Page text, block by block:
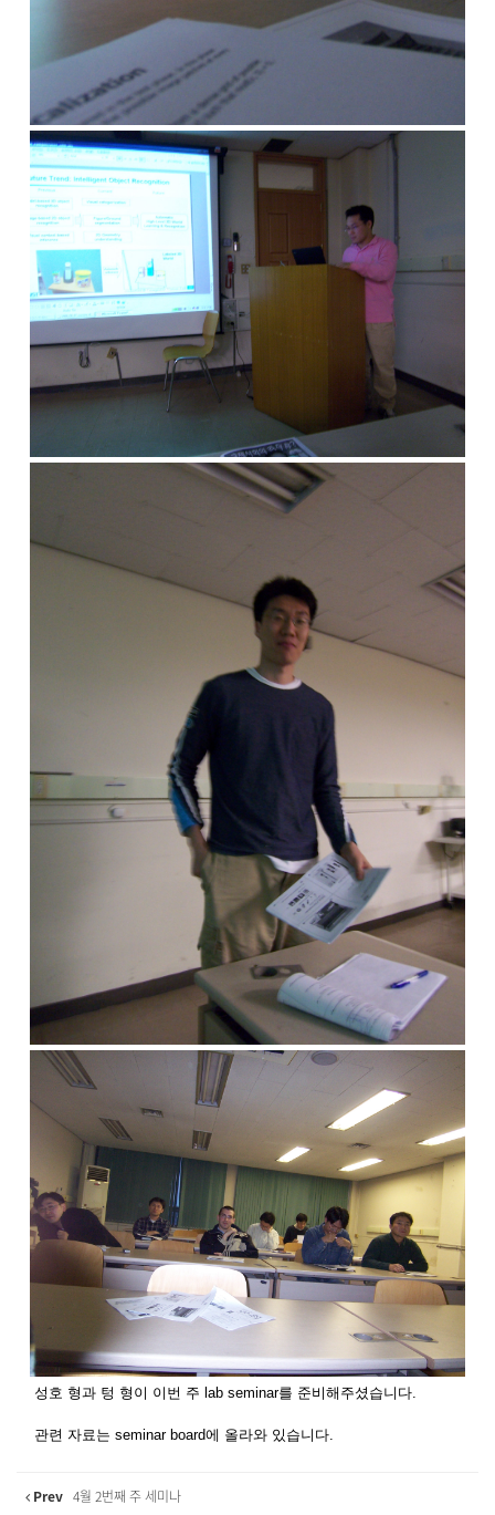
성호 형과 텅 형이 이번 주 lab seminar를 준비해주셨습니다.
관련 자료는 seminar board에 올라와 있습니다.
Prev 4월 2번째 주 세미나